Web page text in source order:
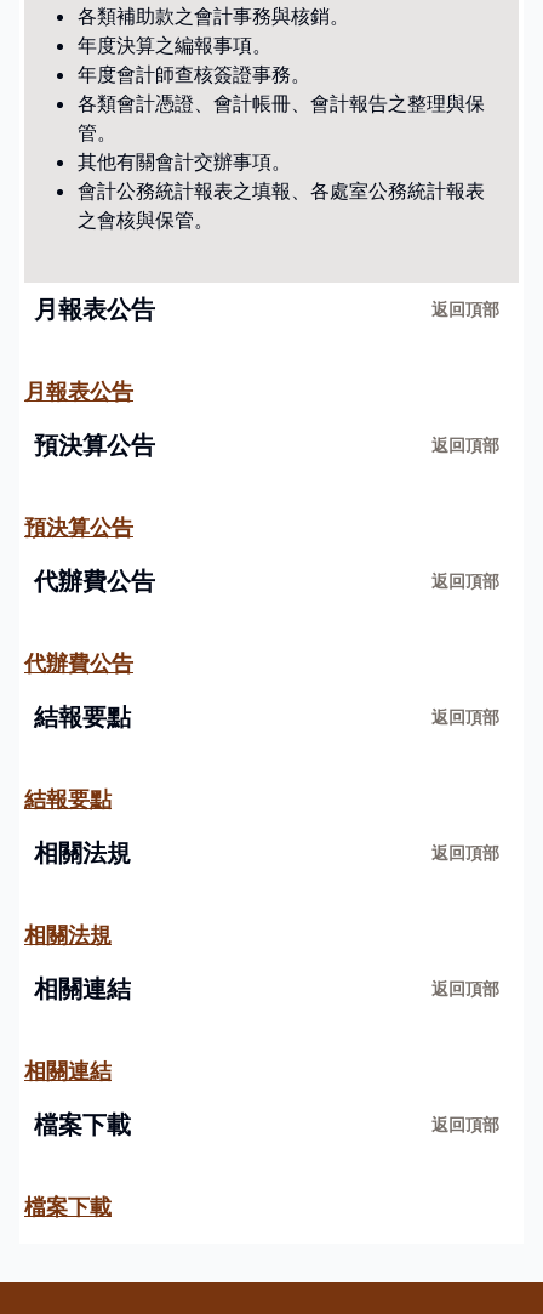
招生訊息
高中部招生
國中部招生
學生專區
教務處-112學年度高中部課程計畫
教務處-正義中學十二年國教課綱-高中部課程地圖
各類補助款之會計事務與核銷。
年度決算之編報事項。
年度會計師查核簽證事務。
各類會計憑證、會計帳冊、會計報告之整理與保
管。
其他有關會計交辦事項。
會計公務統計報表之填報、各處室公務統計報表
之會核與保管。
月報表公告 返回頂部
月報表公告
預決算公告 返回頂部
預決算公告
代辦費公告 返回頂部
代辦費公告
結報要點 返回頂部
結報要點
相關法規 返回頂部
相關法規
相關連結 返回頂部
相關連結
檔案下載 返回頂部
檔案下載